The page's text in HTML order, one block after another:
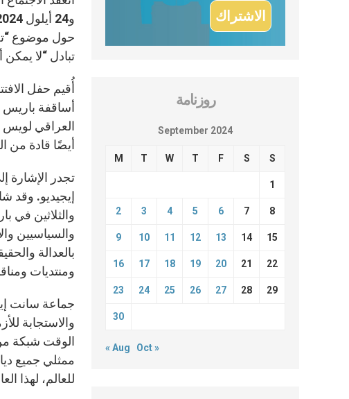
حول موضوع
تبادل “لا يمكن
أُقيم حفل
أساقفة باريس
العراقي لويس
أيضًا قادة من
تجدر الإشارة
إيجيديو. وقد
والثلاثين في
والسياسيين
ومنتديات
جماعة سانت
ممثلي جميع
للعالم، لهذا
روزنامة
September 2024
M T W T F S S
1
2 3 4 5 6 7 8
9 10 11 12 13 14 15
16 17 18 19 20 21 22
23 24 25 26 27 28 29
30
« Aug Oct »